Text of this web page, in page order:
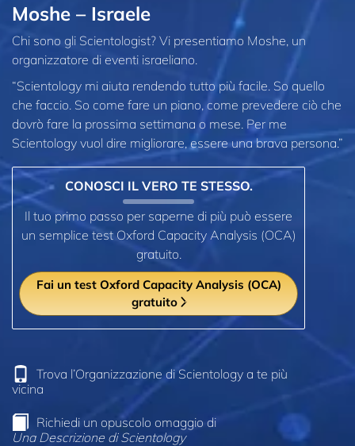
Moshe – Israele
Chi sono gli Scientologist? Vi presentiamo Moshe, un
organizzatore di eventi israeliano.
“Scientology mi aiuta rendendo tutto più facile. So quello
che faccio. So come fare un piano, come prevedere ciò che
dovrò fare la prossima settimana o mese. Per me
Scientology vuol dire migliorare, essere una brava persona.”
CONOSCI IL VERO TE STESSO.
Il tuo primo passo per saperne di più può essere
un semplice test Oxford Capacity Analysis (OCA)
gratuito.
Fai un test Oxford Capacity Analysis (OCA)
gratuito
Trova l’Organizzazione di Scientology a te più
vicina
Richiedi un opuscolo omaggio di
Una Descrizione di Scientology